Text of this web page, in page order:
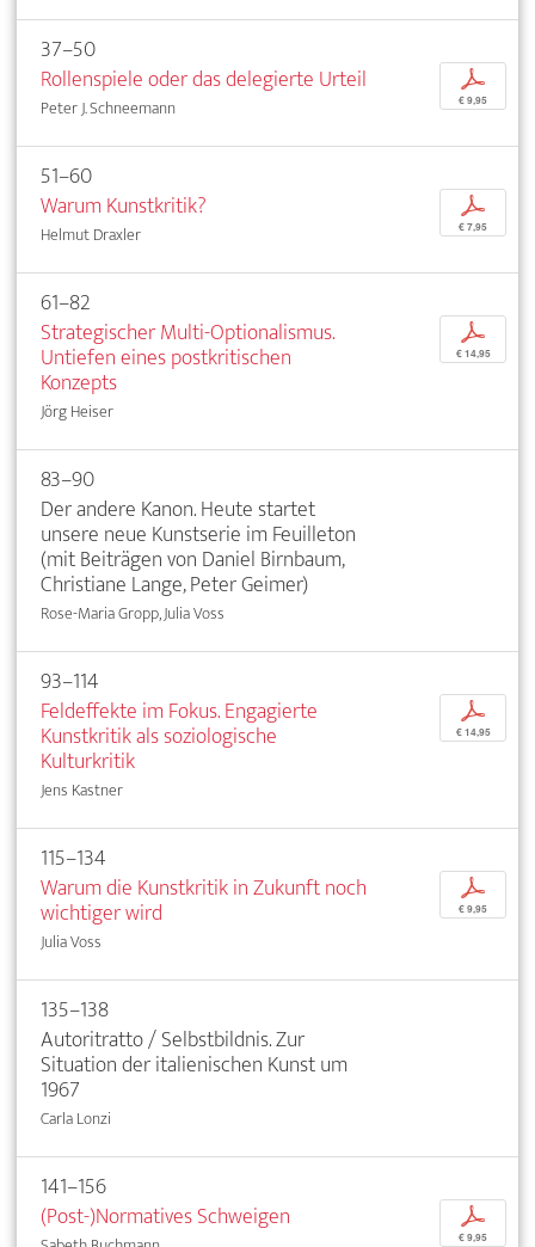
37–50
Rollenspiele oder das delegierte Urteil
Peter J. Schneemann
p
€ 9,95
51–60
Warum Kunstkritik?
Helmut Draxler
p
€ 7,95
61–82
Strategischer Multi-Optionalismus.
Untiefen eines postkritischen
Konzepts
Jörg Heiser
p
€ 14,95
83–90
Der andere Kanon. Heute startet
unsere neue Kunstserie im Feuilleton
(mit Beiträgen von Daniel Birnbaum,
Christiane Lange, Peter Geimer)
Rose-Maria Gropp, Julia Voss
93–114
Feldeffekte im Fokus. Engagierte
Kunstkritik als soziologische
Kulturkritik
Jens Kastner
p
€ 14,95
115–134
Warum die Kunstkritik in Zukunft noch
wichtiger wird
Julia Voss
p
€ 9,95
135–138
Autoritratto / Selbstbildnis. Zur
Situation der italienischen Kunst um
1967
Carla Lonzi
141–156
(Post-)Normatives Schweigen
p
€ 9,95